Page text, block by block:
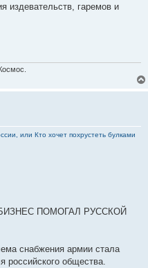
издевательств, гаремов и
или Кто хочет похрустеть булками
ПОМОГАЛ РУССКОЙ
снабжения армии стала
российского общества.